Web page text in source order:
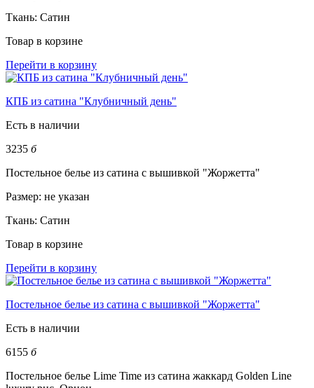
Ткань: Сатин
Товар в корзине
Перейти в корзину
КПБ из сатина "Клубничный день"
Есть в наличии
3235 б
Постельное белье из сатина с вышивкой "Жоржетта"
Размер: не указан
Ткань: Сатин
Товар в корзине
Перейти в корзину
Постельное белье из сатина с вышивкой "Жоржетта"
Есть в наличии
6155 б
Постельное белье Lime Time из сатина жаккард Golden Line